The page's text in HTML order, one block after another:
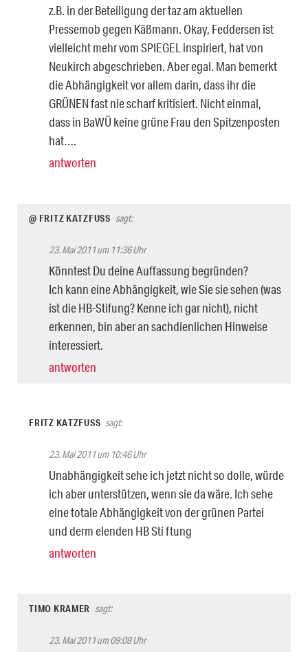
z.B. in der Beteiligung der taz am aktuellen
Pressemob gegen Käßmann. Okay, Feddersen ist
vielleicht mehr vom SPIEGEL inspiriert, hat von
Neukirch abgeschrieben. Aber egal. Man bemerkt
die Abhängigkeit vor allem darin, dass ihr die
GRÜNEN fast nie scharf kritisiert. Nicht einmal,
dass in BaWÜ keine grüne Frau den Spitzenposten
hat….
antworten
@ FRITZ KATZFUSS sagt:
23. Mai 2011 um 11:36 Uhr
Könntest Du deine Auffassung begründen?
Ich kann eine Abhängigkeit, wie Sie sie sehen (was
ist die HB-Stifung? Kenne ich gar nicht), nicht
erkennen, bin aber an sachdienlichen Hinweise
interessiert.
antworten
FRITZ KATZFUSS sagt:
23. Mai 2011 um 10:46 Uhr
Unabhängigkeit sehe ich jetzt nicht so dolle, würde
ich aber unterstützen, wenn sie da wäre. Ich sehe
eine totale Abhängigkeit von der grünen Partei
und derm elenden HB Sti ftung
antworten
TIMO KRAMER sagt:
23. Mai 2011 um 09:08 Uhr